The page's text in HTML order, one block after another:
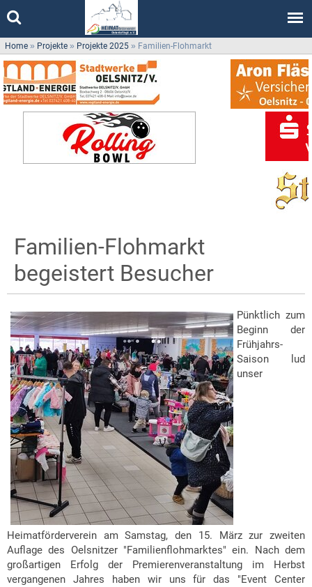
Home » Projekte » Projekte 2025 » Familien-Flohmarkt
Familien-Flohmarkt
begeistert Besucher
Pünktlich zum
Beginn der
Frühjahrs-
Saison lud
unser
Heimatförderverein am Samstag, den 15. März zur zweiten
Auflage des Oelsnitzer "Familienflohmarktes" ein. Nach dem
großartigen Erfolg der Premierenveranstaltung im Herbst
vergangenen Jahres haben wir uns für das "Event Center